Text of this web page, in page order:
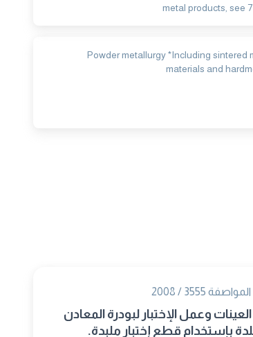
metal products, see
Powder metallurgy *Including sintered
materials and
3555 / 2008
وعمل الإختبار لبودرة المعادن
بإستخدام قطع إختبار ملبدة.